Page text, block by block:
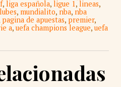
, liga española, ligue 1, lineas,
, mundialito, nba, nba
pagina de apuestas, premier,
a, uefa champions league, uefa